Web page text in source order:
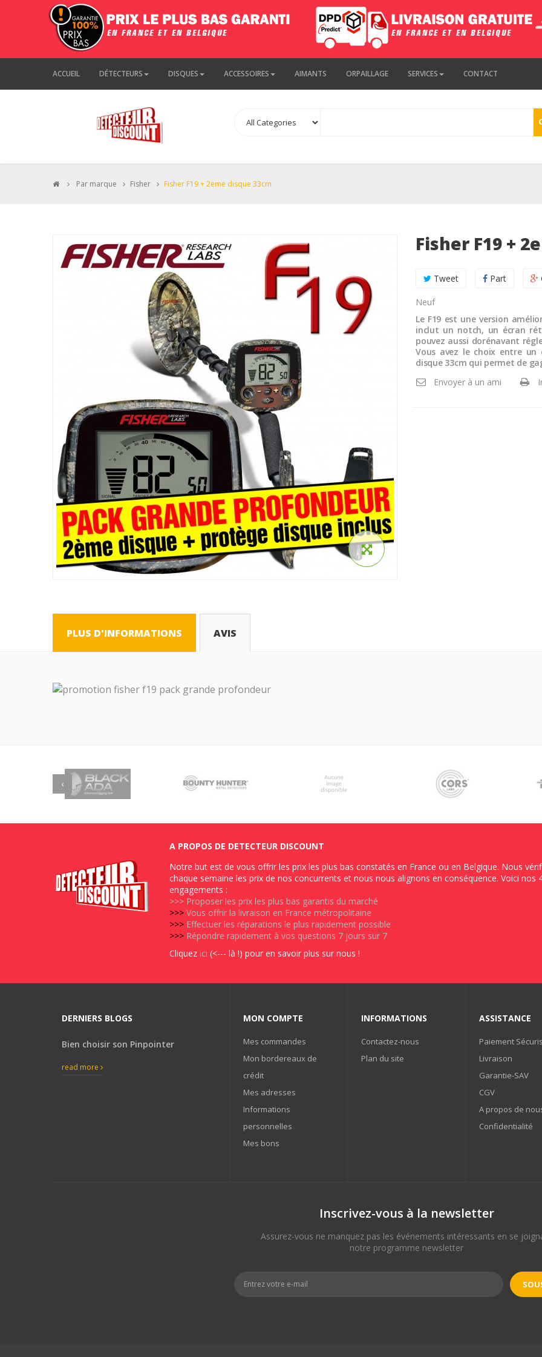
ACCUEIL DÉTECTEURS DISQUES ACCESSOIRES AIMANTS ORPAILLAGE SERVICES CONTACT
> Par marque > Fisher > Fisher F19 + 2eme disque 33cm
Fisher F19 +
Tweet Part
Neuf
Le F19 est une version
inclut un notch, un écran
pouvez aussi dorénavant
Vous avez le choix entre
disque 33cm qui permet de
Envoyer à un ami
PLUS D'INFORMATIONS AVIS
‹
A PROPOS DE DETECTEUR DISCOUNT
Notre but est de vous offrir les prix les plus bas constatés en France ou en Belgique. Nous
chaque semaine les prix de nos concurrents et nous nous alignons en conséquence. Voici nos
engagements :
>>> Proposer les prix les plus bas garantis du marché
>>> Vous offrir la livraison en France métropolitaine
>>> Effectuer les réparations le plus rapidement possible
>>> Répondre rapidement à vos questions 7 jours sur 7
Cliquez ici (<--- là !) pour en savoir plus sur nous !
DERNIERS BLOGS
Bien choisir son Pinpointer
read more
MON COMPTE
Mes commandes
Mon bordereaux de
crédit
Mes adresses
Informations
personnelles
Mes bons
INFORMATIONS
Contactez-nous
Plan du site
ASSISTANCE
Paiement
Livraison
Garantie-SAV
CGV
A propos de
Confidentialité
Inscrivez-vous à la newsletter
Assurez-vous ne manquez pas les événements intéressants en se
notre programme newsletter